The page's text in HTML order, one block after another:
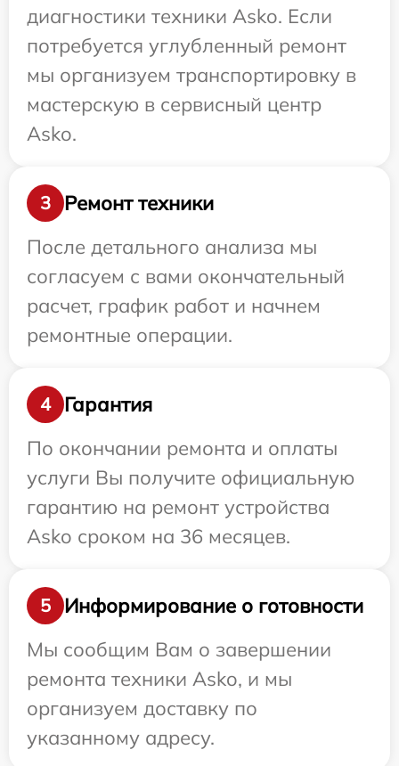
диагностики техники Asko. Если
потребуется углубленный ремонт
мы организуем транспортировку в
мастерскую в сервисный центр
Asko.
3
Ремонт техники
После детального анализа мы
согласуем с вами окончательный
расчет, график работ и начнем
ремонтные операции.
4
Гарантия
По окончании ремонта и оплаты
услуги Вы получите официальную
гарантию на ремонт устройства
Asko сроком на 36 месяцев.
5
Информирование о готовности
Мы сообщим Вам о завершении
ремонта техники Asko, и мы
организуем доставку по
указанному адресу.